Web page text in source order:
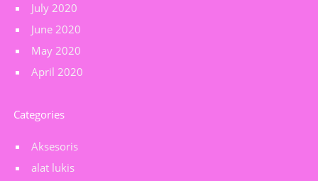
July 2020
June 2020
May 2020
April 2020
Categories
Aksesoris
alat lukis